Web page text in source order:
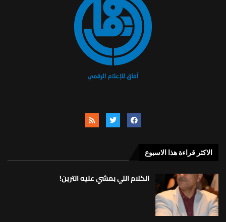
الاكثر قراءة هذا الاسبوع
الكلام اللي بمشي عليه الترين!